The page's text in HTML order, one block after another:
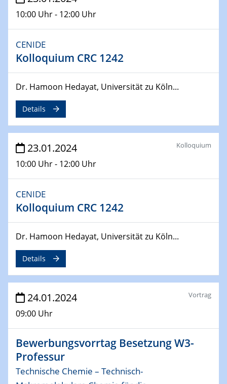
ZBT
07.03.2024
Liquid Organic Hydrogen Carriers (LOHC)
14.03.2024
Microscope Techniques in Materials
Research
From Micro to Nano Analysis
04.04.2024
CENIDE & WIN Seminar Series on 2D-
MATURE
Speaker: Jonathan Coleman (Trinity College Dublin)
10.04.2024 - 11.04.2024
Kooperationsseminar | Elektrolyse und
Brennstoffzellen
15.04.2024
Online Workshop
Ben Gurion University
25.04.2024
CENIDE & WIN Seminar Series on 2D-
MATURE
Speaker: Albert Dato (Harvey Mudd College)
10:00 Uhr - 12:00 Uhr
CENIDE
Kolloquium CRC 1242
Dr. Hamoon Hedayat, Universität zu Köln...
Details
23.01.2024
10:00 Uhr - 12:00 Uhr
Kolloquium
CENIDE
Kolloquium CRC 1242
Dr. Hamoon Hedayat, Universität zu Köln...
Details
24.01.2024
09:00 Uhr
Vortrag
Bewerbungsvorrtag Besetzung W3-
Professur
Technische Chemie – Technisch-